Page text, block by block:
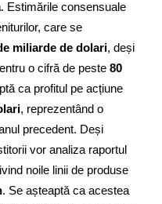
. Estimările consensuale
care se
miliarde de dolari, deși
o cifră de peste 80
ca profitul pe acțiune
, reprezentând o
precedent. Deși
vor analiza raportul
noile linii de produse
. Se așteaptă ca acestea